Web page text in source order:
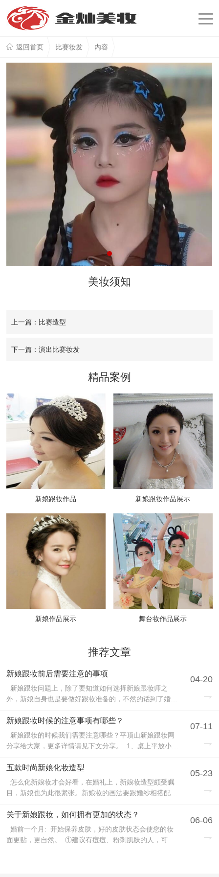
返回首页 比赛妆发 内容
美妆须知
上一篇：比赛造型
下一篇：演出比赛妆发
精品案例
新娘跟妆作品 新娘跟妆作品展示
新娘作品展示 舞台妆作品展示
推荐文章
新娘跟妆前后需要注意的事项
新娘跟妆问题上，除了要知道如何选择新娘跟妆师之
外，新娘自身也是要做好跟妆准备的，不然的话到了婚礼
意什么呢？就让平顶山专业的新娘跟妆网来简单的为大家
介绍下吧： 第一：跟妆前不要擅自改变发型 新娘们须
知，跟妆前记得不要随便去改变自己的发型哦...
04-20
新娘跟妆时候的注意事项有哪些？
新娘跟妆的时候我们需要注意哪些？平顶山新娘跟妆网
分享给大家，更多详情请见下文分享。 1、桌上平放小镜
做的是先把手肘放在一个固定的地方，比如你的化妆台，
在桌上平放一块小镜子，让双眼朝下望向镜子，就可以放
心描画眼线了。 2、冷毛巾红肿的双眼...
07-11
五款时尚新娘化妆造型
怎么化新娘妆才会好看，在婚礼上，新娘妆造型颇受瞩
目，新娘也为此很紧张。新娘妆的画法要跟婚纱相搭配，
除此之外，如何化好新娘妆还与每个新娘的肤色、婚纱风
格等息息相关，在深入了解这些之前，新娘一定要先知道
关于婚纱风格造型搭配的一些知识，这里平顶山...
05-23
关于新娘跟妆，如何拥有更加的状态？
婚前一个月: 开始保养皮肤，好的皮肤状态会使您的妆
面更贴，更自然。 ①建议有痘痘、粉刺肌肤的人，可以
06-06